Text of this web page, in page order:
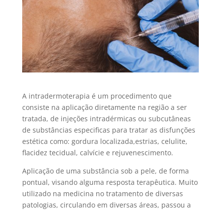
A intradermoterapia é um procedimento que
consiste na aplicação diretamente na região a ser
tratada, de injeções intradérmicas ou subcutâneas
de substâncias especificas para tratar as disfunções
estética como: gordura localizada,estrias, celulite,
flacidez tecidual, calvície e rejuvenescimento.
Aplicação de uma substância sob a pele, de forma
pontual, visando alguma resposta terapêutica. Muito
utilizado na medicina no tratamento de diversas
patologias, circulando em diversas áreas, passou a